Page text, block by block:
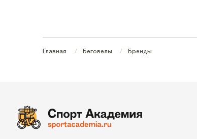
Главная Беговелы Бренды